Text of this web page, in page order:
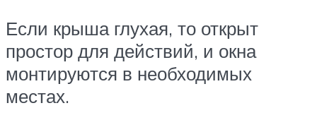
Если крыша глухая, то открыт
простор для действий, и окна
монтируются в необходимых
местах.